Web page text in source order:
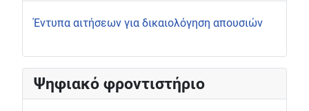
Έντυπα αιτήσεων για δικαιολόγηση απουσιών
Ψηφιακό φροντιστήριο